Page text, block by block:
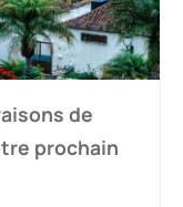
de
prochain